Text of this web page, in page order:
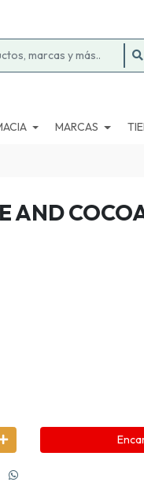
MARCAS
AND